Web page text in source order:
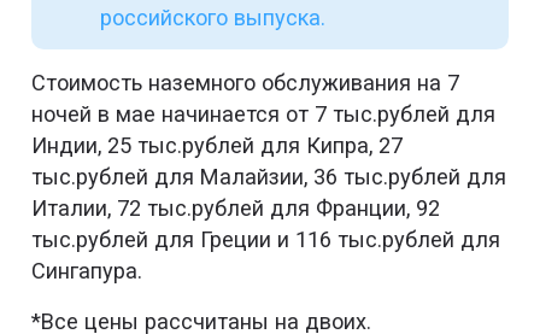
российского выпуска.
Стоимость наземного обслуживания на 7
ночей в мае начинается от 7 тыс.рублей для
Индии, 25 тыс.рублей для Кипра, 27
тыс.рублей для Малайзии, 36 тыс.рублей для
Италии, 72 тыс.рублей для Франции, 92
тыс.рублей для Греции и 116 тыс.рублей для
Сингапура.
*Все цены рассчитаны на двоих.